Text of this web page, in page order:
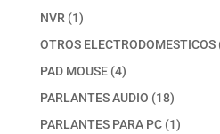
NVR 11
producto
OTROS ELECTRODOMESTICOS
PAD MOUSE 44
productos
PARLANTES AUDIO 1818
productos
PARLANTES PARA PC 11